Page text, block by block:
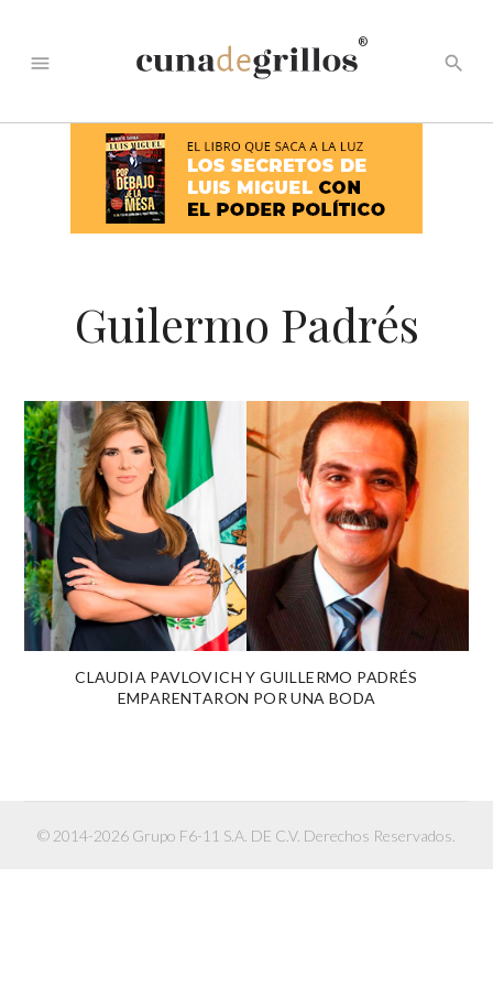
menu
®
search
Guilermo Padrés
CLAUDIA PAVLOVICH Y GUILLERMO PADRÉS
EMPARENTARON POR UNA BODA
© 2014-2026 Grupo F6-11 S.A. DE C.V. Derechos Reservados.